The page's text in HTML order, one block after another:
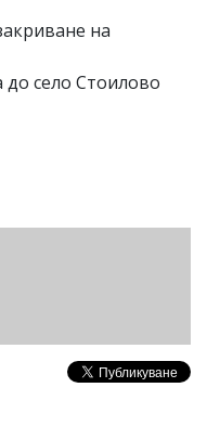
на
до село Стоилово